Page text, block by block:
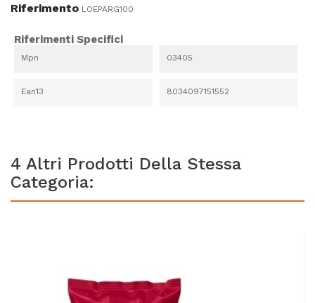
Riferimento LOEPARG100
Riferimenti Specifici
Mpn 03405
Ean13 8034097151552
4 Altri Prodotti Della Stessa
Categoria: